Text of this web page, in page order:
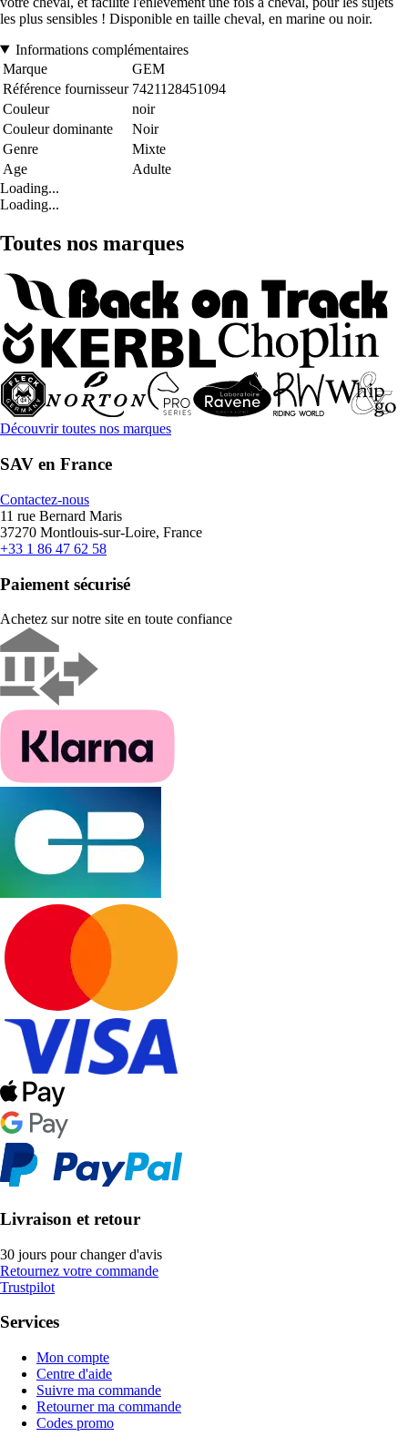
les plus sensibles ! Disponible en taille cheval, en marine ou noir.
Informations complémentaires
Marque
GEM
Référence fournisseur 7421128451094
Couleur
noir
Couleur dominante
Noir
Genre
Mixte
Age
Adulte
Loading...
Loading...
Toutes nos marques
Découvrir toutes nos marques
SAV en France
Contactez-nous
11 rue Bernard Maris
37270 Montlouis-sur-Loire, France
+33 1 86 47 62 58
Paiement sécurisé
Achetez sur notre site en toute confiance
Livraison et retour
30 jours pour changer d'avis
Retournez votre commande
Trustpilot
Services
Mon compte
Centre d'aide
Suivre ma commande
Retourner ma commande
Codes promo